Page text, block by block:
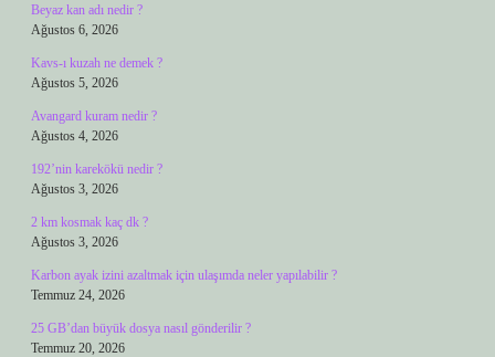
Beyaz kan adı nedir ?
Ağustos 6, 2026
Kavs-ı kuzah ne demek ?
Ağustos 5, 2026
Avangard kuram nedir ?
Ağustos 4, 2026
192’nin karekökü nedir ?
Ağustos 3, 2026
2 km kosmak kaç dk ?
Ağustos 3, 2026
Karbon ayak izini azaltmak için ulaşımda neler yapılabilir ?
Temmuz 24, 2026
25 GB’dan büyük dosya nasıl gönderilir ?
Temmuz 20, 2026